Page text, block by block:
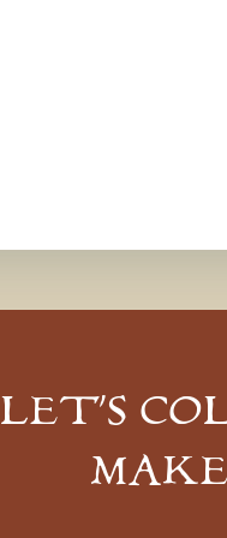
LET’S